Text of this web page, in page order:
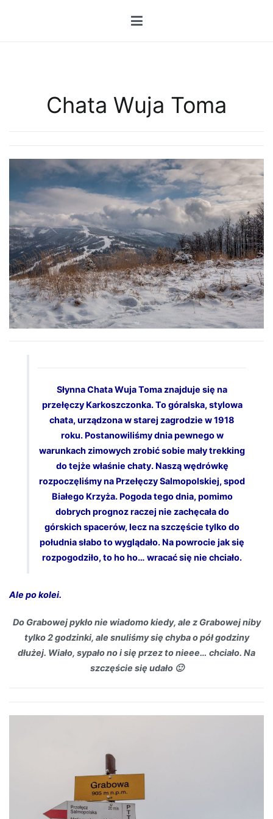
Chata Wuja Toma
Słynna Chata Wuja Toma znajduje się na
przełęczy Karkoszczonka. To góralska, stylowa
chata, urządzona w starej zagrodzie w 1918
roku. Postanowiliśmy dnia pewnego w
warunkach zimowych zrobić sobie mały trekking
do tejże właśnie chaty. Naszą wędrówkę
rozpoczęliśmy na Przełęczy Salmopolskiej, spod
Białego Krzyża. Pogoda tego dnia, pomimo
dobrych prognoz raczej nie zachęcała do
górskich spacerów, lecz na szczęście tylko do
południa słabo to wyglądało. Na powrocie jak się
rozpogodziło, to ho ho… wracać się nie chciało.
Ale po kolei.
Do Grabowej pykło nie wiadomo kiedy, ale z Grabowej niby
tylko 2 godzinki, ale snuliśmy się chyba o pół godziny
dłużej. Wiało, sypało no i się przez to nieee… chciało. Na
szczęście się udało 🙂